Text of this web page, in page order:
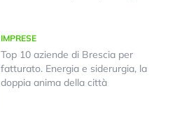
IMPRESE
Top 10 aziende di Brescia per
fatturato. Energia e siderurgia, la
doppia anima della città